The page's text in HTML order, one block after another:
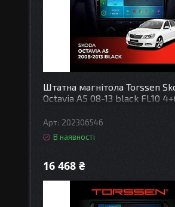
Штатна магнітола Torssen
Octavia A5 08-13 black FL10
202306546
В наявності
16 468 ₴